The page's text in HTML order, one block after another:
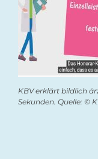
KBV erklärt bildlich
Sekunden. Quelle: ©